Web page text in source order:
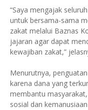
“Saya mengajak
untuk bersama-sama
zakat melalui Baznas
jajaran agar dapat
kewajiban zakat,”
Menurutnya,
karena dana yang
membantu
sosial dan